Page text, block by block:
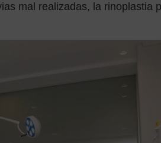
mal realizadas, la rinoplastia